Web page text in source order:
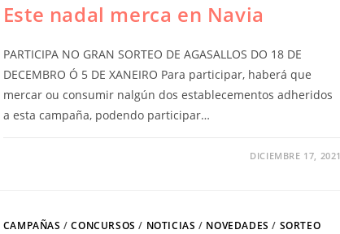
Este nadal merca en Navia
PARTICIPA NO GRAN SORTEO DE AGASALLOS DO 18 DE
DECEMBRO Ó 5 DE XANEIRO Para participar, haberá que
mercar ou consumir nalgún dos establecementos adheridos
a esta campaña, podendo participar…
DICIEMBRE 17, 2021
CAMPAÑAS /CONCURSOS / NOTICIAS / NOVEDADES / SORTEO